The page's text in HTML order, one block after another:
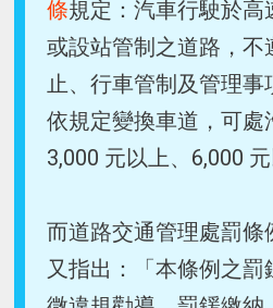
條規定：汽車行駛於高
或設站管制之道路，不
止、行車管制及管理事
依規定變換車道，可處
3,000 元以上、6,000 元
而道路交通管理處罰條
又指出：「本條例之